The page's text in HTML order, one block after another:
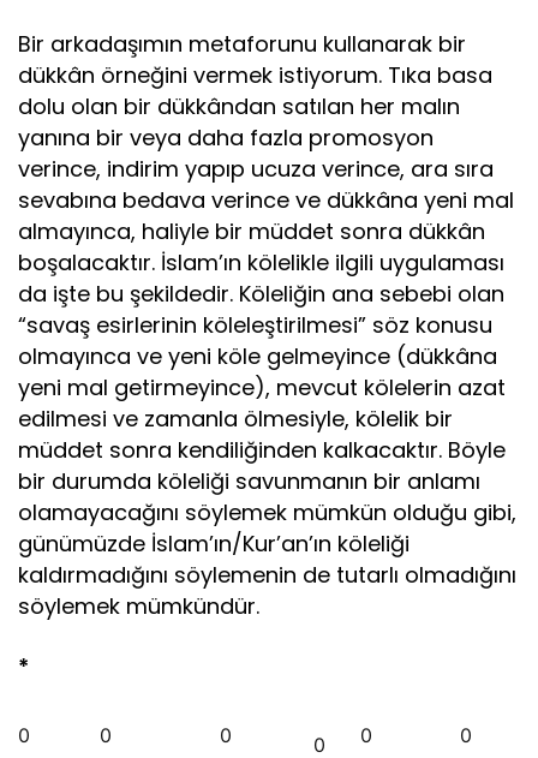
Bir arkadaşımın metaforunu kullanarak bir
dükkân örneğini vermek istiyorum. Tıka basa
dolu olan bir dükkândan satılan her malın
yanına bir veya daha fazla promosyon
verince, indirim yapıp ucuza verince, ara sıra
sevabına bedava verince ve dükkâna yeni mal
almayınca, haliyle bir müddet sonra dükkân
boşalacaktır. İslam’ın kölelikle ilgili uygulaması
da işte bu şekildedir. Köleliğin ana sebebi olan
“savaş esirlerinin köleleştirilmesi” söz konusu
olmayınca ve yeni köle gelmeyince (dükkâna
yeni mal getirmeyince), mevcut kölelerin azat
edilmesi ve zamanla ölmesiyle, kölelik bir
müddet sonra kendiliğinden kalkacaktır. Böyle
bir durumda köleliği savunmanın bir anlamı
olamayacağını söylemek mümkün olduğu gibi,
günümüzde İslam’ın/Kur’an’ın köleliği
kaldırmadığını söylemenin de tutarlı olmadığını
söylemek mümkündür.
*
0 0 0 0 0 0